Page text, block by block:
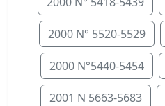
2000 N° 5520-5529
2000 N°5440-5454
2001 N 5663-5683